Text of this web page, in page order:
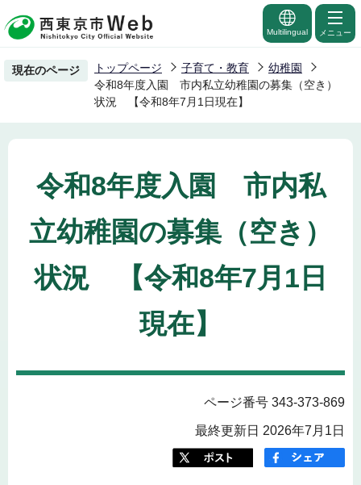
の
ー
の
先
Multilingual メニュー
現在のページ トップページ 子育て・教育
幼稚園
令和8年度入園 市内私立幼稚園の募集（空き）
状況 【令和8年7月1日現在】
令和8年度入園 市内私
立幼稚園の募集（空き）
状況 【令和8年7月1日
現在】
ページ番号 343-373-869
最終更新日 2026年7月1日